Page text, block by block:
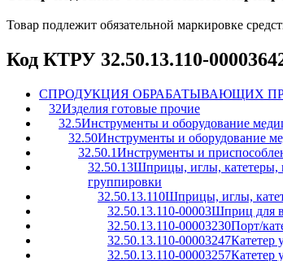
Товар подлежит обязательной маркировке
Код КТРУ 32.50.13.110-
CПРОДУКЦИЯ ОБРАБАТЫВАЮЩИХ
32Изделия готовые прочие
32.5Инструменты и оборудование
32.50Инструменты и оборудование
32.50.1Инструменты и
32.50.13Шприцы, иглы, катетеры,
группировки
32.50.13.110Шприцы, иглы,
32.50.13.110-00003Шприц для
32.50.13.110-00003230Порт/
32.50.13.110-00003247Катетер
32.50.13.110-00003257Катетер